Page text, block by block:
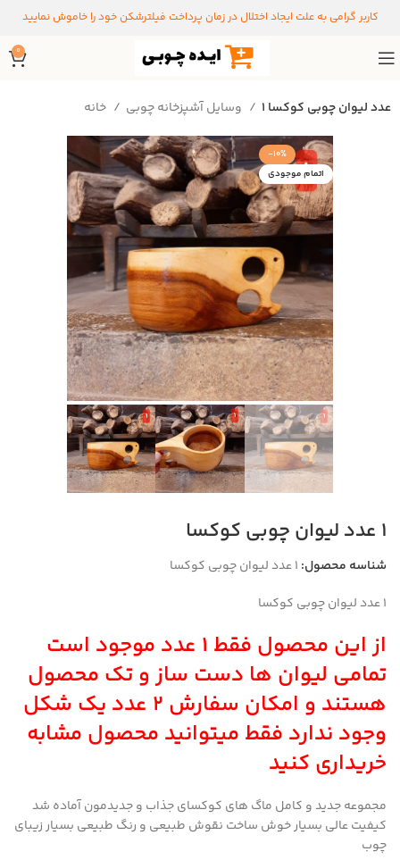
کاربر گرامی به علت ایجاد اختلال در زمان پرداخت فیلترشکن خود را خاموش نمایید
0
خانه ۱ عدد لیوان چوبی کوکسا
-10%
اتمام موجودی
۱ عدد لیوان چوبی کوکسا
شناسه محصول: ۱ عدد لیوان چوبی کوکسا
۱ عدد لیوان چوبی کوکسا
از این محصول فقط ۱ عدد موجود است
تمامی لیوان ها دست ساز و تک محصول
هستند و امکان سفارش ۲ عدد یک شکل
وجود ندارد فقط میتوانید محصول مشابه
خریداری کنید
مجموعه جدید و کامل ماگ های کوکسای جذاب و جدیدمون آماده شد
کیفیت عالی بسیار خوش ساخت نقوش طبیعی و رنگ طبیعی بسیار زیبای
چوب